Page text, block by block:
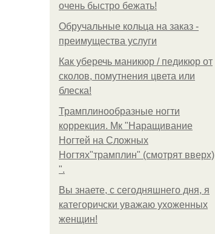
очень быстро бежать!
Обручальные кольца на заказ -
преимущества услуги
Как уберечь маникюр / педикюр от
сколов, помутнения цвета или
блеска!
Трамплинообразные ногти
коррекция. Мк "Наращивание
Ногтей на Сложных
Ногтях"трамплин" (смотрят вверх)
".
Вы знаете, с сегодняшнего дня, я
категоричски уважаю ухоженных
женщин!